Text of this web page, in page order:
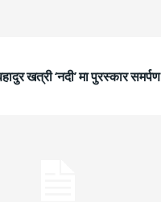
खत्री ‘नदी’ मा पुरस्कार समर्पण